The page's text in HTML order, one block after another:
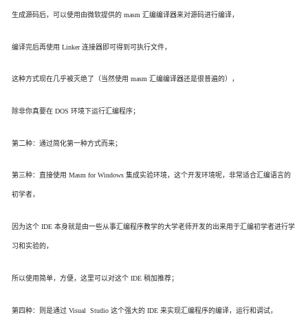
生成源码后，可以使用由微软提供的 masm 汇编编译器来对源码进行编译，
编译完后再使用 Linker 连接器即可得到可执行文件，
这种方式现在几乎被灭绝了（当然使用 masm 汇编编译器还是很普遍的），
除非你真要在 DOS 环境下运行汇编程序；
第二种：通过简化第一种方式而来；
第三种：直接使用 Masm for Windows 集成实验环境，这个开发环境呢，非常适合汇编语言的
初学者，
因为这个 IDE 本身就是由一些从事汇编程序教学的大学老师开发的出来用于汇编初学者进行学
习和实验的，
所以使用简单，方便，这里可以对这个 IDE 稍加推荐；
第四种：则是通过 Visual Studio 这个强大的 IDE 来实现汇编程序的编译，运行和调试，